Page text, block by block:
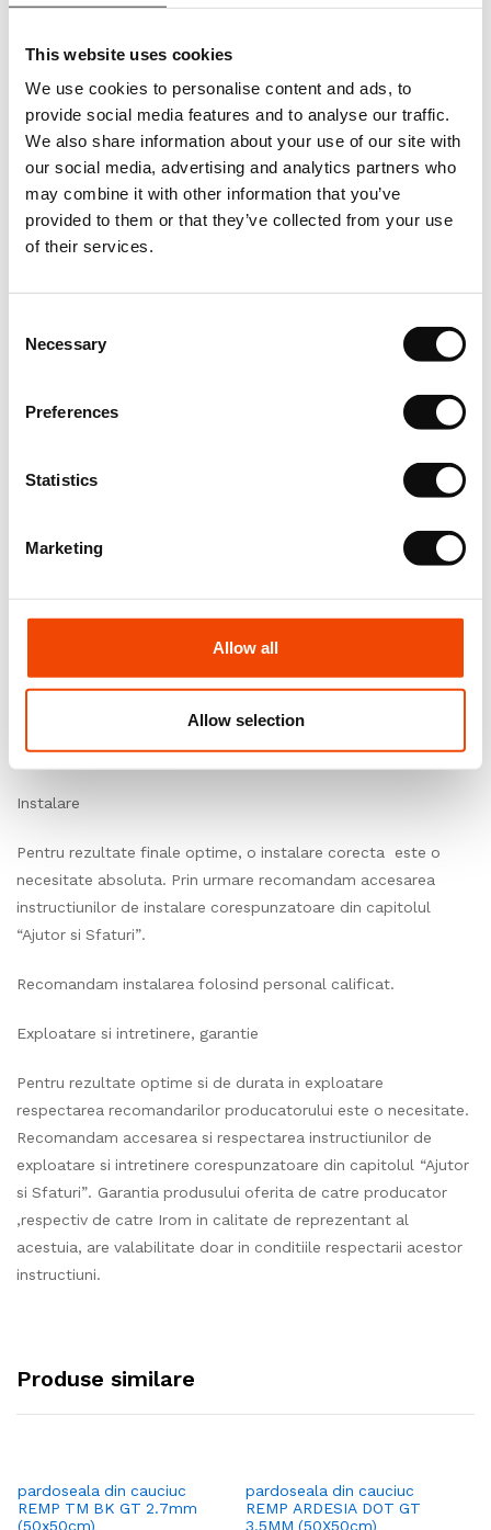
This website uses cookies
We use cookies to personalise content and ads, to
provide social media features and to analyse our traffic.
We also share information about your use of our site with
our social media, advertising and analytics partners who
may combine it with other information that you’ve
provided to them or that they’ve collected from your use
of their services.
Selection
Necessary
Preferences
Statistics
Marketing
Allow all
Allow selection
in m2(metri patrati) va fi livrata in cutii , fiecare cutie avand o
cantitate clar specificata in m2(metri patrati/cutie). Asfel
cantitatea totala in m2(metri patrati) care se va comanda,
respectiv achizitiona, va insemna un numar intreg de cutii.
Depozitare
asteptare timp de cel putin 24 de ore pentru a se aclimatiza.
Calitatea, culoarea si numarul lotului de fabricatie sunt
mentionate de catre producator pentru fiecare produs in
parte. Pentru un rezultat optim dupa montare, vizual vorbind,
fabricatie in aceeasi incapere sau suprafata in parte. Prin
camera inchisa, unde temperatura este cuprinsa intre 15°C si
25°C, umiditatea relativa ± 60%.
Instalare
Pentru rezultate finale optime, o instalare corecta este o
necesitate absoluta. Prin urmare recomandam accesarea
instructiunilor de instalare corespunzatoare din capitolul
“Ajutor si Sfaturi”.
Recomandam instalarea folosind personal calificat.
Exploatare si intretinere, garantie
Pentru rezultate optime si de durata in exploatare
respectarea recomandarilor producatorului este o necesitate.
Recomandam accesarea si respectarea instructiunilor de
exploatare si intretinere corespunzatoare din capitolul “Ajutor
si Sfaturi”. Garantia produsului oferita de catre producator
,respectiv de catre Irom in calitate de reprezentant al
acestuia, are valabilitate doar in conditiile respectarii acestor
instructiuni.
Produse similare
pardoseala din cauciuc
REMP TM BK GT 2.7mm
(50x50cm)
pardoseala din cauciuc
REMP ARDESIA DOT GT
3.5MM (50X50cm)